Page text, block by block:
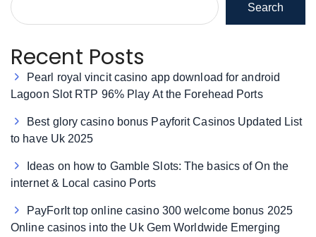
Search
Recent Posts
Pearl royal vincit casino app download for android
Lagoon Slot RTP 96% Play At the Forehead Ports
Best glory casino bonus Payforit Casinos Updated List
to have Uk 2025
Ideas on how to Gamble Slots: The basics of On the
internet & Local casino Ports
PayForIt top online casino 300 welcome bonus 2025
Online casinos into the Uk Gem Worldwide Emerging